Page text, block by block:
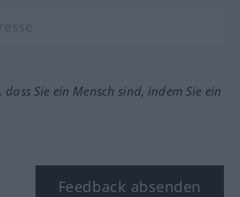
Sie ein Mensch sind, indem Sie ein
Feedback absenden